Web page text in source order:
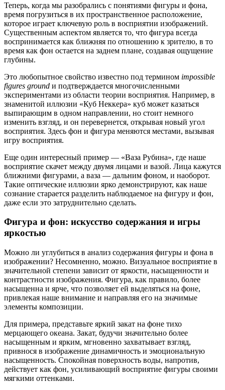
Теперь, когда мы разобрались с понятиями фигуры и фона,
время погрузиться в их пространственное расположение,
которое играет ключевую роль в восприятии изображений.
Существенным аспектом является то, что фигура всегда
воспринимается как ближняя по отношению к зрителю, в то
время как фон остается на заднем плане, создавая ощущение
глубины.
Это любопытное свойство известно под термином impossible
figures ground и подтверждается многочисленными
экспериментами из области теории восприятия. Например, в
знаменитой иллюзии «Куб Неккера» куб может казаться
выпирающим в одном направлении, но стоит немного
изменить взгляд, и он перевернется, открывая новый угол
восприятия. Здесь фон и фигура меняются местами, вызывая
игру восприятия.
Еще один интересный пример — «Ваза Рубина», где наше
восприятие скачет между двумя лицами и вазой. Лица кажутся
ближними фигурами, а ваза — дальним фоном, и наоборот.
Такие оптические иллюзии ярко демонстрируют, как наше
сознание старается разделить наблюдаемое на фигуру и фон,
даже если это затруднительно сделать.
Фигура и фон: искусство содержания и игры
яркостью
Можно ли углубиться в анализ содержания фигуры и фона в
изображении? Несомненно, можно. Визуальное восприятие в
значительной степени зависит от яркости, насыщенности и
контрастности изображения. Фигура, как правило, более
насыщенна и ярче, что позволяет ей выделяться на фоне,
привлекая наше внимание и направляя его на значимые
элементы композиции.
Для примера, представьте яркий закат на фоне тихо
мерцающего океана. Закат, будучи значительно более
насыщенным и ярким, мгновенно захватывает взгляд,
привнося в изображение динамичность и эмоциональную
насыщенность. Спокойная поверхность воды, напротив,
действует как фон, усиливающий восприятие фигуры своими
мягкими оттенками.